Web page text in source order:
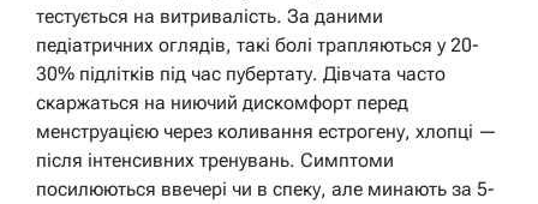
тестується на витривалість. За даними
педіатричних оглядів, такі болі трапляються у 20-
30% підлітків під час пубертату. Дівчата часто
скаржаться на ниючий дискомфорт перед
менструацією через коливання естрогену, хлопці —
після інтенсивних тренувань. Симптоми
посилюються ввечері чи в спеку, але минають за 5-